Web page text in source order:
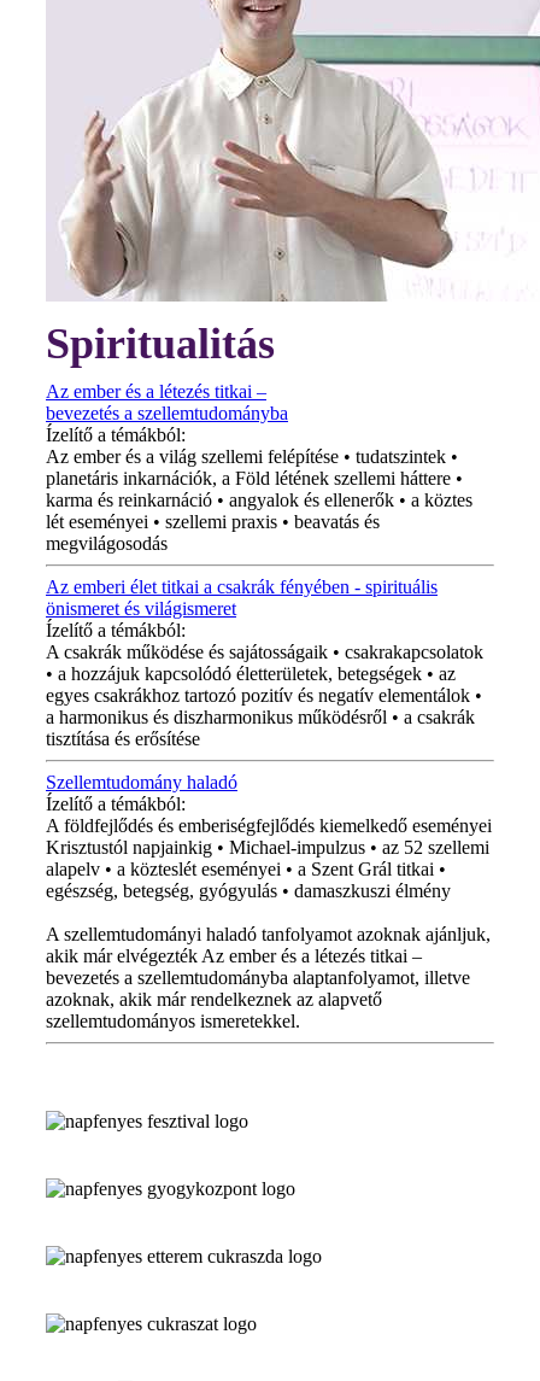
Spiritualitás
Az ember és a létezés titkai –
bevezetés a szellemtudományba
Ízelítő a témákból:
Az ember és a világ szellemi felépítése • tudatszintek •
planetáris inkarnációk, a Föld létének szellemi háttere •
karma és reinkarnáció • angyalok és ellenerők • a köztes
lét eseményei • szellemi praxis • beavatás és
megvilágosodás
Az emberi élet titkai a csakrák fényében - spirituális
önismeret és világismeret
Ízelítő a témákból:
A csakrák működése és sajátosságaik • csakrakapcsolatok
• a hozzájuk kapcsolódó életterületek, betegségek • az
egyes csakrákhoz tartozó pozitív és negatív elementálok •
a harmonikus és diszharmonikus működésről • a csakrák
tisztítása és erősítése
Szellemtudomány haladó
Ízelítő a témákból:
A földfejlődés és emberiségfejlődés kiemelkedő eseményei
Krisztustól napjainkig • Michael-impulzus • az 52 szellemi
alapelv • a közteslét eseményei • a Szent Grál titkai •
egészség, betegség, gyógyulás • damaszkuszi élmény
A szellemtudományi haladó tanfolyamot azoknak ajánljuk,
akik már elvégezték Az ember és a létezés titkai –
bevezetés a szellemtudományba alaptanfolyamot, illetve
azoknak, akik már rendelkeznek az alapvető
szellemtudományos ismeretekkel.